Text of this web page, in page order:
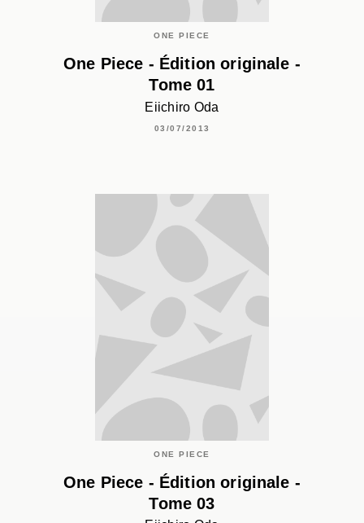
ONE PIECE
One Piece - Édition originale -
Tome 01
Eiichiro Oda
03/07/2013
ONE PIECE
One Piece - Édition originale -
Tome 03